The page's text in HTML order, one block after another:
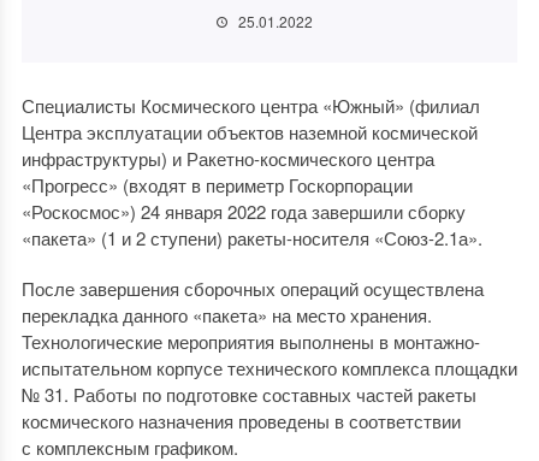
25.01.2022
Специалисты Космического центра «Южный» (филиал
Центра эксплуатации объектов наземной космической
инфраструктуры) и Ракетно-космического центра
«Прогресс» (входят в периметр Госкорпорации
«Роскосмос») 24 января 2022 года завершили сборку
«пакета» (1 и 2 ступени) ракеты-носителя «Союз-2.1а».
После завершения сборочных операций осуществлена
перекладка данного «пакета» на место хранения.
Технологические мероприятия выполнены в монтажно-
испытательном корпусе технического комплекса площадки
№ 31. Работы по подготовке составных частей ракеты
космического назначения проведены в соответствии
с комплексным графиком.